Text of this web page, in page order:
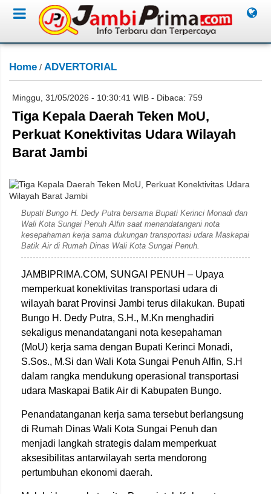
Home / ADVERTORIAL
Minggu, 31/05/2026 - 10:30:41 WIB - Dibaca: 759
Tiga Kepala Daerah Teken MoU,
Perkuat Konektivitas Udara Wilayah
Barat Jambi
Bupati Bungo H. Dedy Putra bersama Bupati Kerinci Monadi dan
Wali Kota Sungai Penuh Alfin saat menandatangani nota
kesepahaman kerja sama dukungan transportasi udara Maskapai
Batik Air di Rumah Dinas Wali Kota Sungai Penuh.
JAMBIPRIMA.COM, SUNGAI PENUH – Upaya
memperkuat konektivitas transportasi udara di
wilayah barat Provinsi Jambi terus dilakukan. Bupati
Bungo H. Dedy Putra, S.H., M.Kn menghadiri
sekaligus menandatangani nota kesepahaman
(MoU) kerja sama dengan Bupati Kerinci Monadi,
S.Sos., M.Si dan Wali Kota Sungai Penuh Alfin, S.H
dalam rangka mendukung operasional transportasi
udara Maskapai Batik Air di Kabupaten Bungo.
Penandatanganan kerja sama tersebut berlangsung
di Rumah Dinas Wali Kota Sungai Penuh dan
menjadi langkah strategis dalam memperkuat
aksesibilitas antarwilayah serta mendorong
pertumbuhan ekonomi daerah.